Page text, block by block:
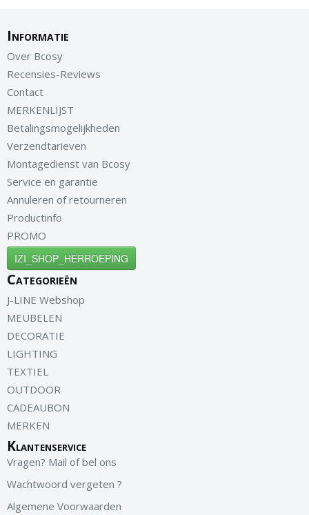
Informatie
Over Bcosy
Recensies-Reviews
Contact
MERKENLIJST
Betalingsmogelijkheden
Verzendtarieven
Montagedienst van Bcosy
Service en garantie
Annuleren of retourneren
Productinfo
PROMO
IZI_SHOP_HERROEPING
Categorieën
J-LINE Webshop
MEUBELEN
DECORATIE
LIGHTING
TEXTIEL
OUTDOOR
CADEAUBON
MERKEN
Klantenservice
Vragen? Mail of bel ons
Wachtwoord vergeten ?
Algemene Voorwaarden